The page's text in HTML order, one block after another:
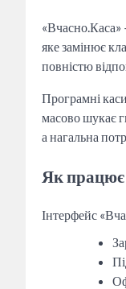
яке замінює
повністю
Програмні
масово шукає
а нагальна
Як працює
Інтерфейс